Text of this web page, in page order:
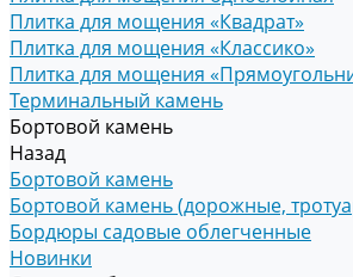
Плитка для мощения «Квадрат»
Плитка для мощения «Классико»
Плитка для мощения
Терминальный камень
Бортовой камень
Назад
Бортовой камень
Бортовой камень (дорожные,
Бордюры садовые облегченные
Новинки